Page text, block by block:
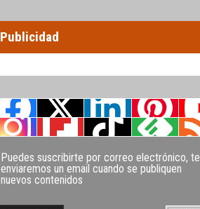
Publicidad
Puedes suscribirte por correo electrónico, te
enviaremos un email cuando se publiquen
nuevos contenidos